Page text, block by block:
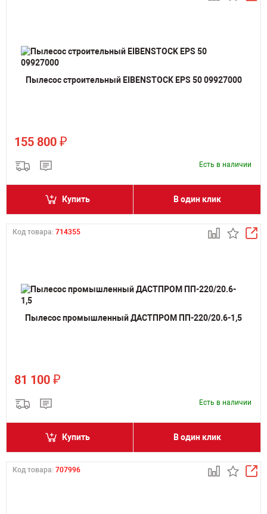
Пылесос строительный EIBENSTOCK EPS 50 09927000
155 800 ₽
Есть в наличии
Купить В один клик
Код товара: 714355
Пылесос промышленный ДАСТПРОМ ПП-220/20.6-1,5
81 100 ₽
Есть в наличии
Купить В один клик
Код товара: 707996